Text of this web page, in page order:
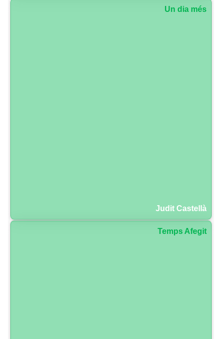
Un dia més
Judit Castellà
Temps Afegit